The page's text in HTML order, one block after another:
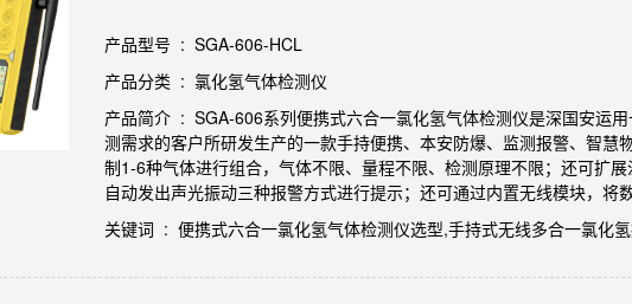
产品型号 : SGA-606-HCL
产品分类 : 氯化氢气体检测仪
产品简介 : SGA-606系列便携式六合一氯化氢气体检测仪是深国安运
测需求的客户所研发生产的一款手持便携、本安防爆、监测报警、智
制1-6种气体进行组合，气体不限、量程不限、检测原理不限；还可扩
自动发出声光振动三种报警方式进行提示；还可通过内置无线模块，将
关键词 : 便携式六合一氯化氢气体检测仪选型,手持式无线多合一氯化